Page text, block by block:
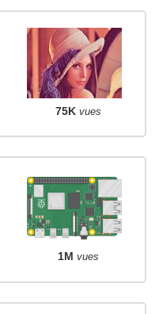
75K vues
1M vues